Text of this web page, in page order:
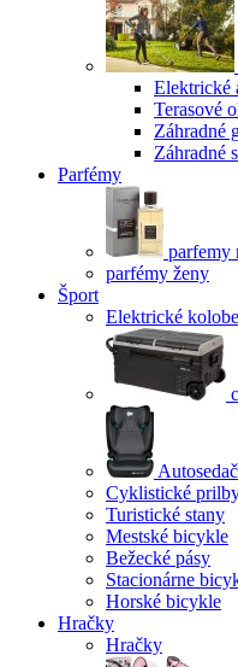
Elektrické
Terasové
Záhradné
Záhradné
Parfémy
parfemy
parfémy ženy
Šport
Elektrické
Cyklistické
Turistické stany
Mestské bicykle
Bežecké pásy
Stacionárne
Horské bicykle
Hračky
Hračky